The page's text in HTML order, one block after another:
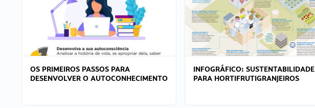
OS PRIMEIROS PASSOS PARA
DESENVOLVER O AUTOCONHECIMENTO
INFOGRÁFICO: SUSTENTABILIDADE
PARA HORTIFRUTIGRANJEIROS